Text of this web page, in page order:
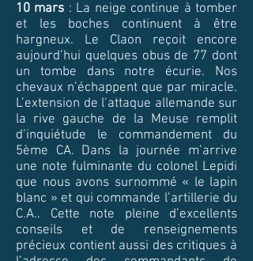
10 mars : La neige continue à tomber
et les boches continuent à être
hargneux. Le Claon reçoit encore
aujourd’hui quelques obus de 77 dont
un tombe dans notre écurie. Nos
chevaux n’échappent que par miracle.
L’extension de l’attaque allemande sur
la rive gauche de la Meuse remplit
d’inquiétude le commandement du
5ème CA. Dans la journée m’arrive
une note fulminante du colonel Lepidi
que nous avons surnommé « le lapin
blanc » et qui commande l’artillerie du
C.A.. Cette note pleine d’excellents
conseils et de renseignements
précieux contient aussi des critiques à